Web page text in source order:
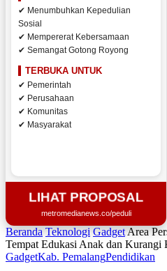
✔ Menumbuhkan Kepedulian
Sosial
✔ Mempererat Kebersamaan
✔ Semangat Gotong Royong
TERBUKA UNTUK
✔ Pemerintah
✔ Perusahaan
✔ Komunitas
✔ Masyarakat
LIHAT PROPOSAL
metromedianews.co/peduli
Beranda Teknologi GadgetArea
Tempat Edukasi Anak dan Kurangi
GadgetKab. PemalangPendidikan